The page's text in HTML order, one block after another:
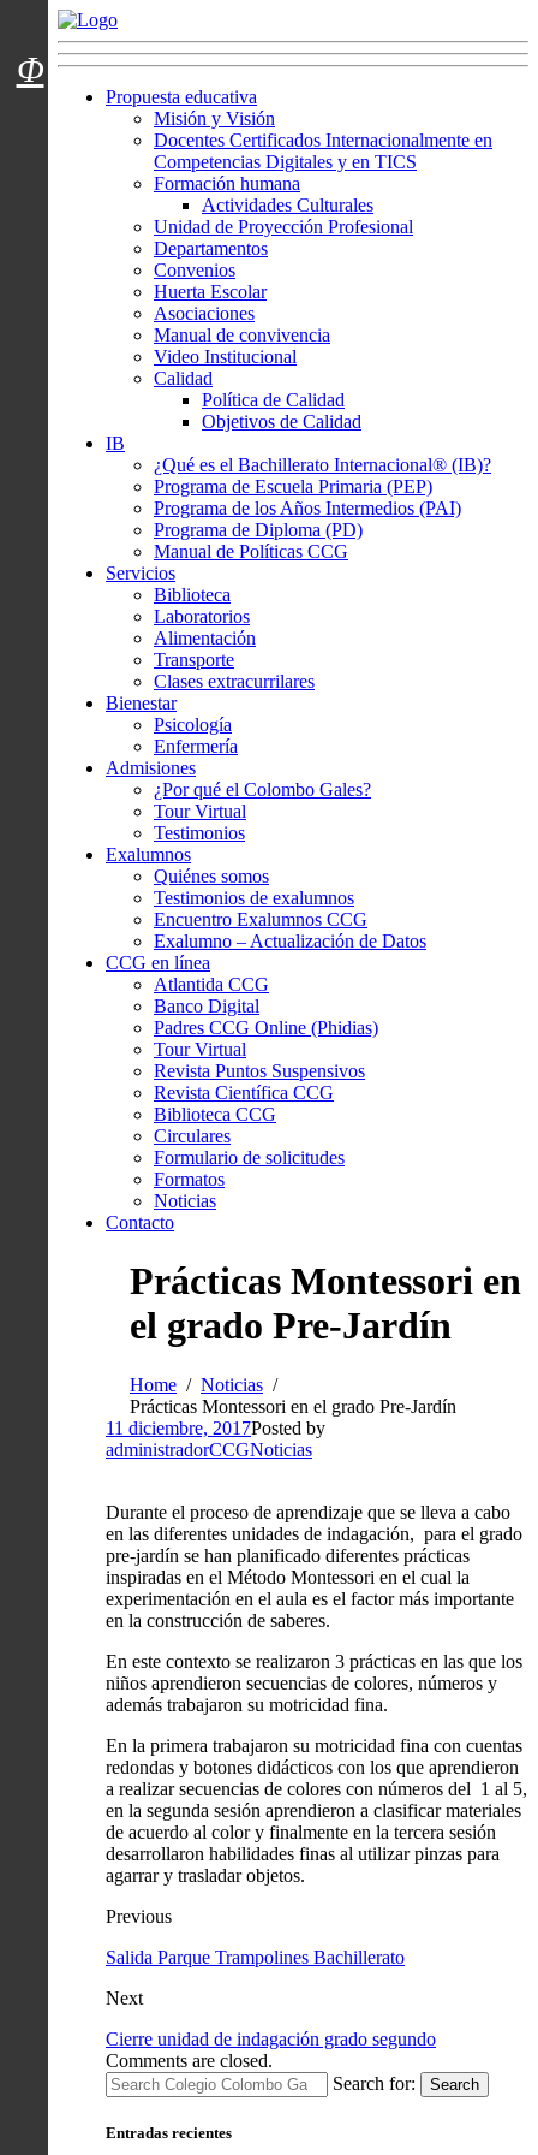
Menú usuarios
Propuesta educativa
Misión y Visión
Docentes Certificados Internacionalmente en
Competencias Digitales y en TICS
Formación humana
Actividades Culturales
Unidad de Proyección Profesional
Departamentos
Convenios
Huerta Escolar
Asociaciones
Manual de convivencia
Video Institucional
Calidad
Política de Calidad
Objetivos de Calidad
IB
¿Qué es el Bachillerato Internacional® (IB)?
Programa de Escuela Primaria (PEP)
Programa de los Años Intermedios (PAI)
Programa de Diploma (PD)
Manual de Políticas CCG
Servicios
Biblioteca
Laboratorios
Alimentación
Transporte
Clases extracurrilares
Bienestar
Psicología
Enfermería
Admisiones
¿Por qué el Colombo Gales?
Tour Virtual
Testimonios
Exalumnos
Quiénes somos
Testimonios de exalumnos
Encuentro Exalumnos CCG
Exalumno – Actualización de Datos
CCG en línea
Atlantida CCG
Banco Digital
Padres CCG Online (Phidias)
Tour Virtual
Revista Puntos Suspensivos
Revista Científica CCG
Biblioteca CCG
Circulares
Formulario de solicitudes
Formatos
Noticias
Contacto
Prácticas Montessori en
el grado Pre-Jardín
Home
Noticias
Prácticas Montessori en el grado Pre-Jardín
11 diciembre, 2017Posted by
administradorCCGNoticias
Durante el proceso de aprendizaje que se lleva a cabo
en las diferentes unidades de indagación, para el grado
pre-jardín se han planificado diferentes prácticas
inspiradas en el Método Montessori en el cual la
experimentación en el aula es el factor más importante
en la construcción de saberes.
En este contexto se realizaron 3 prácticas en las que los
niños aprendieron secuencias de colores, números y
además trabajaron su motricidad fina.
En la primera trabajaron su motricidad fina con cuentas
redondas y botones didácticos con los que aprendieron
a realizar secuencias de colores con números del 1 al 5,
en la segunda sesión aprendieron a clasificar materiales
de acuerdo al color y finalmente en la tercera sesión
desarrollaron habilidades finas al utilizar pinzas para
agarrar y trasladar objetos.
Previous
Salida Parque Trampolines Bachillerato
Next
Cierre unidad de indagación grado segundo
Comments are closed.
Search for:
Search
Entradas recientes
Φ